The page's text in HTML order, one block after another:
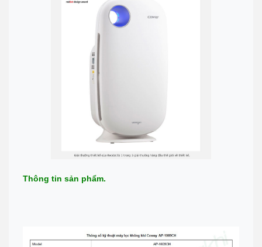
Thông tin sản phẩm.